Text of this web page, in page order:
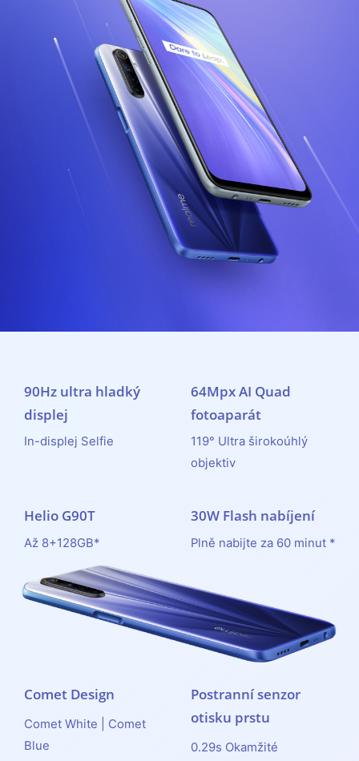
90Hz ultra hladký
displej
In-displej Selfie
64Mpx AI Quad
fotoaparát
119° Ultra širokoúhlý
objektiv
Helio G90T
Až 8+128GB*
30W Flash nabíjení
Plně nabijte za 60 minut *
Comet Design
Comet White | Comet
Blue
Postranní senzor
otisku prstu
0.29s Okamžité